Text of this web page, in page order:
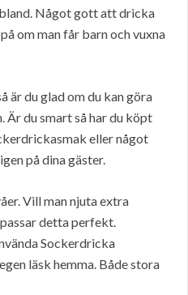
Något gott att dricka
om man får barn och vuxna
är du glad om du kan göra
Är du smart så har du köpt
eller något
på dina gäster.
Vill man njuta extra
detta perfekt.
Sockerdricka
läsk hemma. Både stora